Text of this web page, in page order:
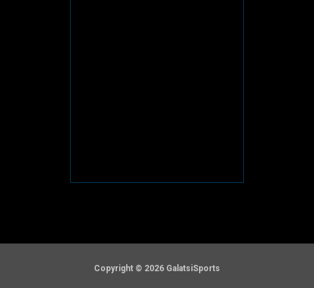
Copyright © 2026 GalatsiSports